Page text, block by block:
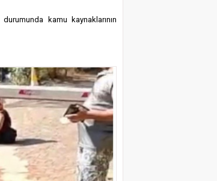
kamu kaynaklarının